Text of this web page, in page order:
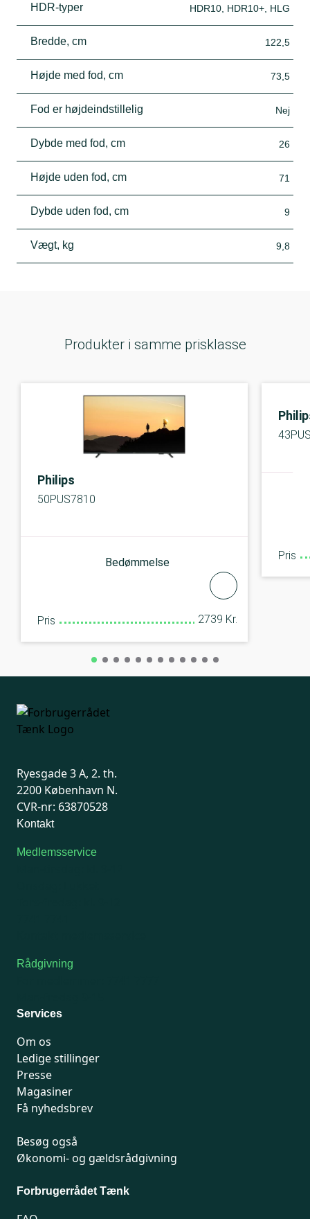
HDR-typer HDR10, HDR10+, HLG
Bredde, cm 122,5
Højde med fod, cm 73,5
Fod er højdeindstillelig Nej
Dybde med fod, cm 26
Højde uden fod, cm 71
Dybde uden fod, cm 9
Vægt, kg 9,8
Produkter i samme prisklasse
Philips
50PUS7810
Bedømmelse
Pris 2739 Kr.
Pris
Ryesgade 3 A, 2. th.
2200 København N.
CVR-nr: 63870528
Kontakt
Medlemsservice
Rådgivning
Services
Om os
Ledige stillinger
Presse
Magasiner
Få nyhedsbrev
Besøg også
Økonomi- og gældsrådgivning
Forbrugerrådet Tænk